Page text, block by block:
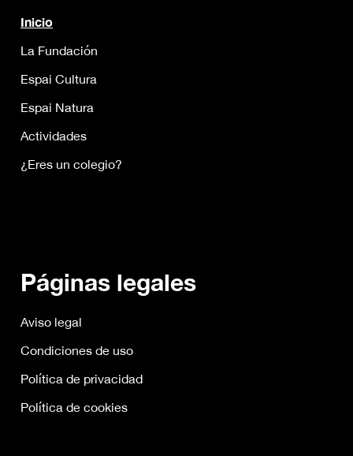
Inicio
La Fundación
Espai Cultura
Espai Natura
Actividades
¿Eres un colegio?
Páginas legales
Aviso legal
Condiciones de uso
Política de privacidad
Política de cookies